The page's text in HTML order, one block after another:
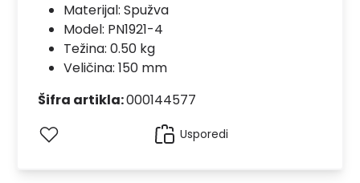
Materijal: Spužva
Model: PN1921-4
Težina: 0.50 kg
Veličina: 150 mm
Šifra artikla:000144577
Usporedi